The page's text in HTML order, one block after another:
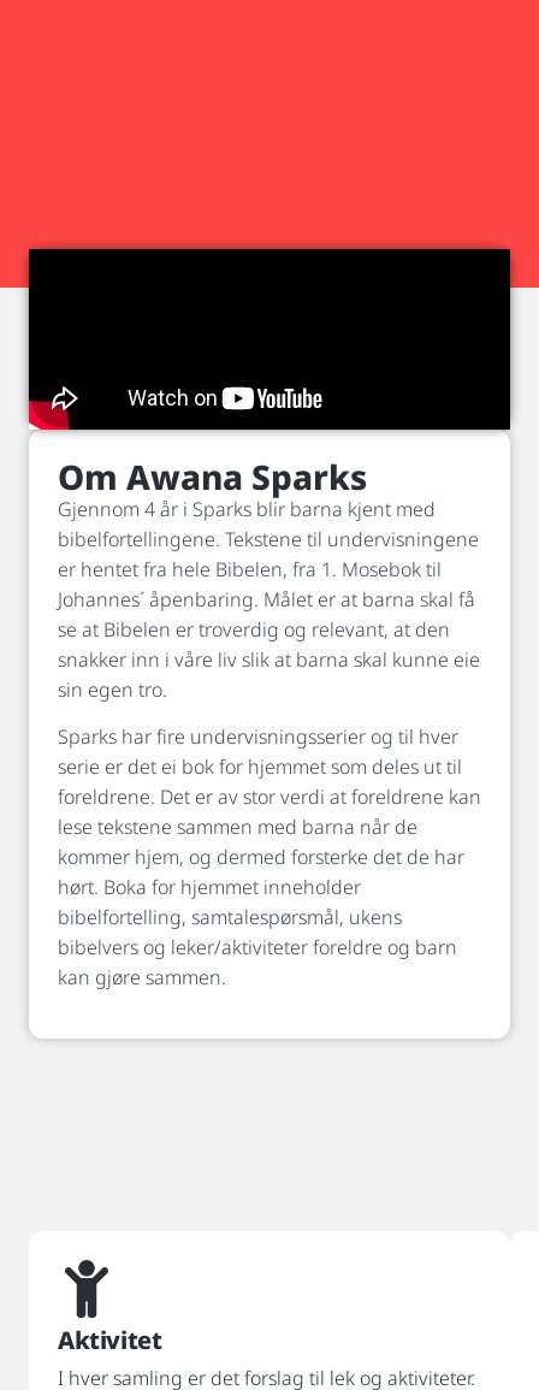
Om Awana Sparks
Gjennom 4 år i Sparks blir barna kjent med
bibelfortellingene. Tekstene til undervisningene
er hentet fra hele Bibelen, fra 1. Mosebok til
Johannes´ åpenbaring. Målet er at barna skal få
se at Bibelen er troverdig og relevant, at den
snakker inn i våre liv slik at barna skal kunne eie
sin egen tro.
Sparks har fire undervisningsserier og til hver
serie er det ei bok for hjemmet som deles ut til
foreldrene. Det er av stor verdi at foreldrene kan
lese tekstene sammen med barna når de
kommer hjem, og dermed forsterke det de har
hørt. Boka for hjemmet inneholder
bibelfortelling, samtalespørsmål, ukens
bibelvers og leker/aktiviteter foreldre og barn
kan gjøre sammen.
Aktivitet
I hver samling er det forslag til lek og aktiviteter.